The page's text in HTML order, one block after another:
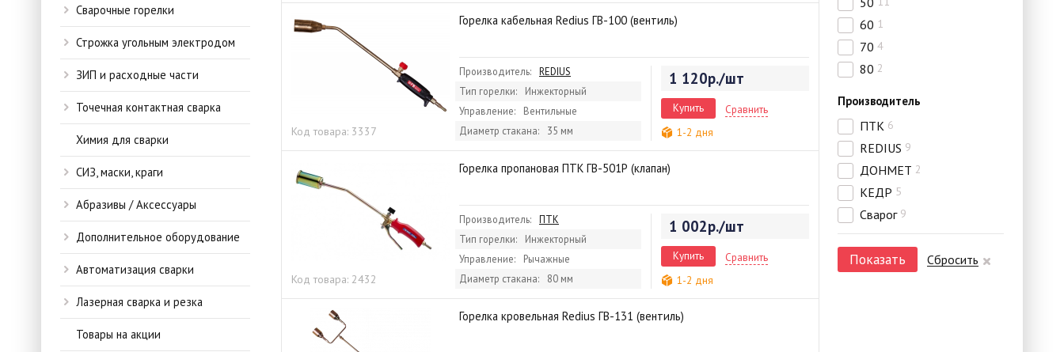
Сварочные горелки
Строжка угольным электродом
ЗИП и расходные части
Точечная контактная сварка
Химия для сварки
СИЗ, маски, краги
Абразивы / Аксессуары
Дополнительное оборудование
Автоматизация сварки
Лазерная сварка и резка
Товары на акции
Код товара: 3337
Горелка кабельная Redius ГВ-100 (вентиль)
Производитель:
REDIUS
Тип горелки:
Инжекторный
Управление:
Вентильные
Диаметр стакана:
35 мм
1 120р./шт
Купить
Сравнить
1-2 дня
Код товара: 2432
Горелка пропановая ПТК ГВ-501Р (клапан)
Производитель:
ПТК
Тип горелки:
Инжекторный
Управление:
Рычажные
Диаметр стакана:
80 мм
1 002р./шт
Купить
Сравнить
1-2 дня
Горелка кровельная Redius ГВ-131 (вентиль)
60 1
70 4
80 2
Производитель
ПТК 6
REDIUS 9
ДОНМЕТ 2
КЕДР 5
Сварог 9
Показать Сбросить